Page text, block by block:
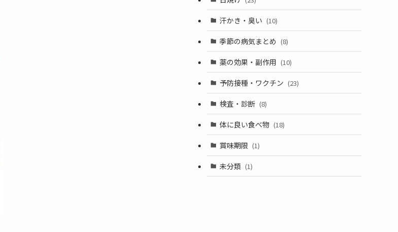
汗かき・臭い (10)
季節の病気まとめ (8)
薬の効果・副作用 (10)
予防接種・ワクチン (23)
検査・診断 (8)
体に良い食べ物 (18)
賞味期限 (1)
未分類 (1)